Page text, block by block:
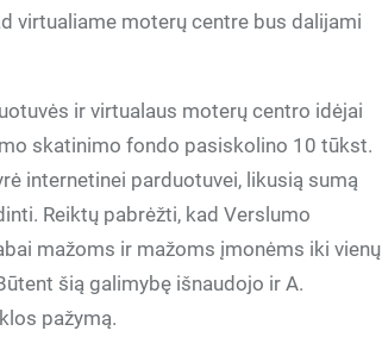
virtualiame moterų centre bus dalijami
ir virtualaus moterų centro idėjai
skatinimo fondo pasiskolino 10 tūkst.
internetinei parduotuvei, likusią sumą
Reiktų pabrėžti, kad Verslumo
mažoms ir mažoms įmonėms iki vienų
šią galimybę išnaudojo ir A.
pažymą.